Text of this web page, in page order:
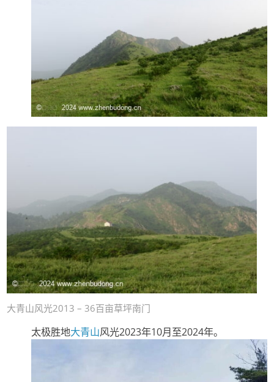
大青山风光2013 – 36百亩草坪南门
太极胜地大青山风光2023年10月至2024年。